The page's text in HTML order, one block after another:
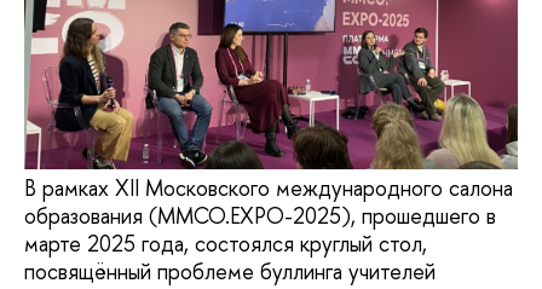
В рамках XII Московского международного салона
образования (ММСО.EXPO-2025), прошедшего в
марте 2025 года, состоялся круглый стол,
посвящённый проблеме буллинга учителей